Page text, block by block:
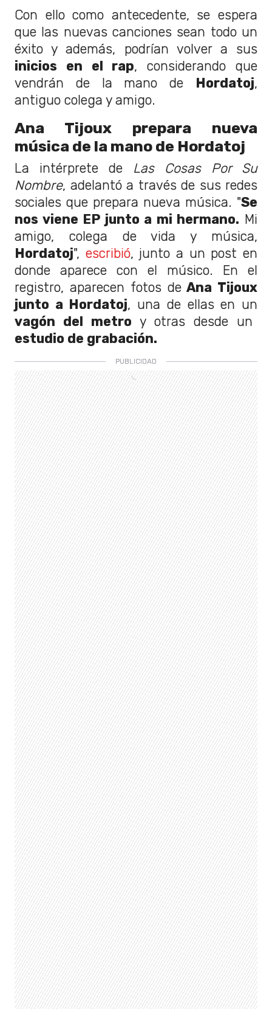
Con ello como antecedente, se espera
que las nuevas canciones sean todo un
éxito y además, podrían volver a sus
inicios en el rap, considerando que
vendrán de la mano de Hordatoj,
antiguo colega y amigo.
Ana Tijoux prepara nueva
música de la mano de Hordatoj
La intérprete de Las Cosas Por Su
Nombre, adelantó a través de sus redes
sociales que prepara nueva música. "Se
nos viene EP junto a mi hermano. Mi
amigo, colega de vida y música,
Hordatoj", escribió, junto a un post en
donde aparece con el músico. En el
registro, aparecen fotos de Ana Tijoux
junto a Hordatoj, una de ellas en un
vagón del metro y otras desde un
estudio de grabación.